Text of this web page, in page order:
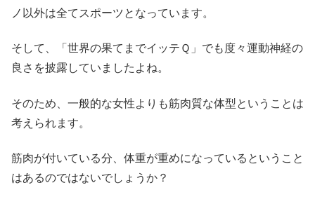
ノ以外は全てスポーツとなっています。
そして、「世界の果てまでイッテＱ」でも度々運動神経の
良さを披露していましたよね。
そのため、一般的な女性よりも筋肉質な体型ということは
考えられます。
筋肉が付いている分、体重が重めになっているということ
はあるのではないでしょうか？